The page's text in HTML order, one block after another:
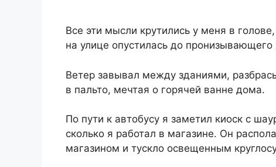
Все эти мысли крутились у меня в
на улице опустилась до
Ветер завывал между зданиями,
в пальто, мечтая о горячей ванне дома.
По пути к автобусу я заметил киоск с
сколько я работал в магазине. Он
магазином и тускло освещенным